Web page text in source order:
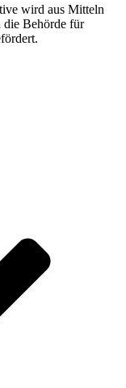
wird aus Mitteln
Behörde für